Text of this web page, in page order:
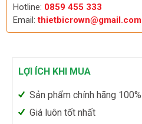
Hotline: 0859 455 333
Email:thietbicrown@gmail.com
LỢI ÍCH KHI MUA
Sản phẩm chính hãng 100%
Giá luôn tốt nhất